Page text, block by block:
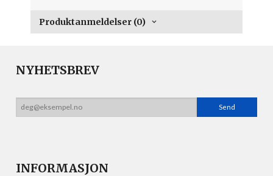
Produktanmeldelser (0)
NYHETSBREV
INFORMASJON